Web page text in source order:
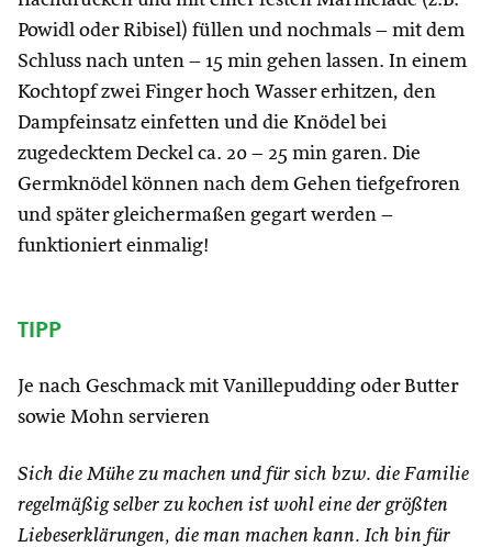
Powidl oder Ribisel) füllen und nochmals – mit dem
Schluss nach unten – 15 min gehen lassen. In einem
Kochtopf zwei Finger hoch Wasser erhitzen, den
Dampfeinsatz einfetten und die Knödel bei
zugedecktem Deckel ca. 20 – 25 min garen. Die
Germknödel können nach dem Gehen tiefgefroren
und später gleichermaßen gegart werden –
funktioniert einmalig!
TIPP
Je nach Geschmack mit Vanillepudding oder Butter
sowie Mohn servieren
Sich die Mühe zu machen und für sich bzw. die Familie
regelmäßig selber zu kochen ist wohl eine der größten
Liebeserklärungen, die man machen kann. Ich bin für